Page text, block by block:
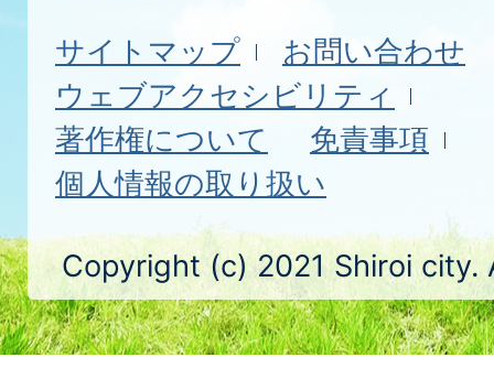
サイトマップ
お問い合わせ
ウェブアクセシビリティ
著作権について
免責事項
個人情報の取り扱い
Copyright (c) 2021 Shiroi city.